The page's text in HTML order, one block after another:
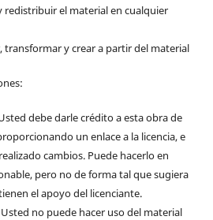
redistribuir el material en cualquier
transformar y crear a partir del material
debe darle crédito a esta obra de
un enlace a la licencia, e
cambios. Puede hacerlo en
pero no de forma tal que sugiera
el apoyo del licenciante.
no puede hacer uso del material